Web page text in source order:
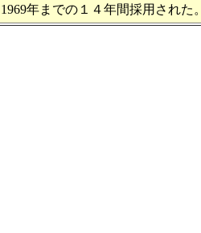
1969年までの１４年間採用された。